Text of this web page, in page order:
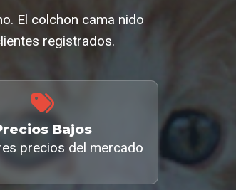
El colchon cama nido
registrados.
Bajos
precios del mercado